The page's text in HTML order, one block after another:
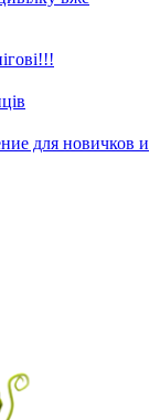
для новичков и